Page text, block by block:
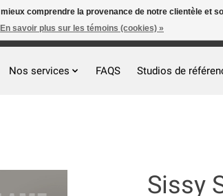
Nos services FAQS Studios de
Sissy
comprendre la provenance de notre clientèle et
En savoir plus sur les témoins (cookies) »